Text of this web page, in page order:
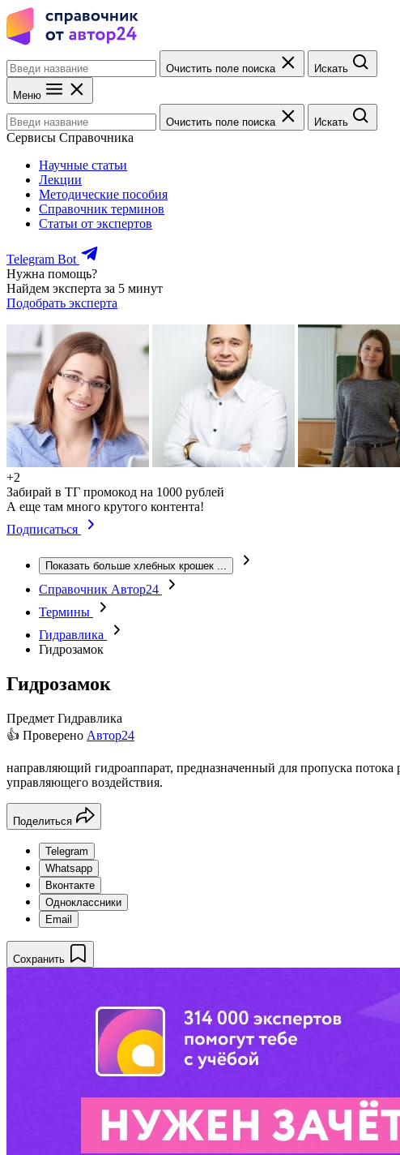
Очистить поле поиска Искать
Меню
Очистить поле поиска Искать
Сервисы Справочника
Научные статьи
Лекции
Методические пособия
Справочник терминов
Статьи от экспертов
Telegram Bot
Нужна помощь?
Найдем эксперта за 5 минут
Подобрать эксперта
+2
Забирай в ТГ промокод на 1000 рублей
А еще там много крутого контента!
Подписаться
Показать больше хлебных крошек ...
Справочник Автор24
Термины
Гидравлика
Гидрозамок
Гидрозамок
Предмет Гидравлика
👍 Проверено Автор24
направляющий гидроаппарат, предназначенный для пропуска
управляющего воздействия.
Поделиться
Telegram
Whatsapp
Вконтакте
Одноклассники
Email
Сохранить